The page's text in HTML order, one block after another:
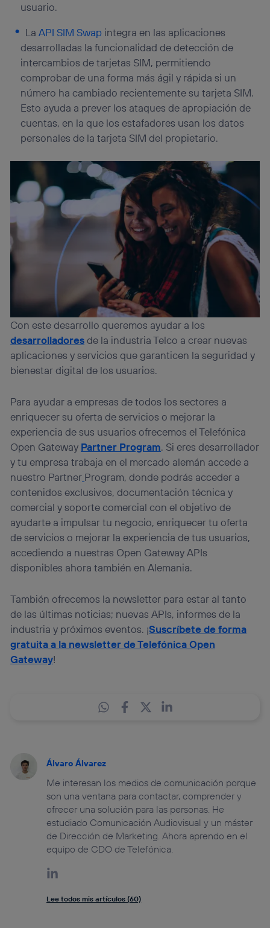
usuario.
LaAPI SIM Swap integra en las aplicaciones
desarrolladas la funcionalidad de detección de
intercambios de tarjetas SIM, permitiendo
comprobar de una forma más ágil y rápida si un
número ha cambiado recientemente su tarjeta SIM.
Esto ayuda a prever los ataques de apropiación de
cuentas, en la que los estafadores usan los datos
personales de la tarjeta SIM del propietario.
Con este desarrollo queremos ayudar a los
desarrolladoresde la industria Telco a crear nuevas
aplicaciones y servicios que garanticen la seguridad y
bienestar digital de los usuarios.
Para ayudar a empresas de todos los sectores a
enriquecer su oferta de servicios o mejorar la
experiencia de sus usuarios ofrecemos el Telefónica
Open Gateway Partner Program. Si eres desarrollador
y tu empresa trabaja en el mercado alemán accede a
nuestro Partner Program, donde podrás acceder a
contenidos exclusivos, documentación técnica y
comercial y soporte comercial con el objetivo de
ayudarte a impulsar tu negocio, enriquecer tu oferta
de servicios o mejorar la experiencia de tus usuarios,
accediendo a nuestras Open Gateway APIs
disponibles ahora también en Alemania.
También ofrecemos la newsletter para estar al tanto
de las últimas noticias; nuevas APIs, informes de la
industria y próximos eventos. ¡Suscríbete de forma
gratuita a la newsletter de Telefónica Open
Gateway!
Álvaro Álvarez
Me interesan los medios de comunicación porque
son una ventana para contactar, comprender y
ofrecer una solución para las personas. He
estudiado Comunicación Audiovisual y un máster
de Dirección de Marketing. Ahora aprendo en el
equipo de CDO de Telefónica.
Lee todos mis artículos (60)